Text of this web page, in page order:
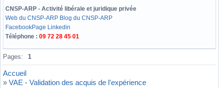
CNSP-ARP - Activité libérale et juridique privée
Web du CNSP-ARP Blog du CNSP-ARP
FacebookPage Linkedin
Téléphone : 09 72 28 45 01
Hors ligne
Pages: 1
Accueil
» VAE - Validation des acquis de l'expérience